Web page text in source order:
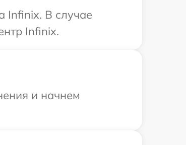
Infinix. В случае
Infinix.
и начнем